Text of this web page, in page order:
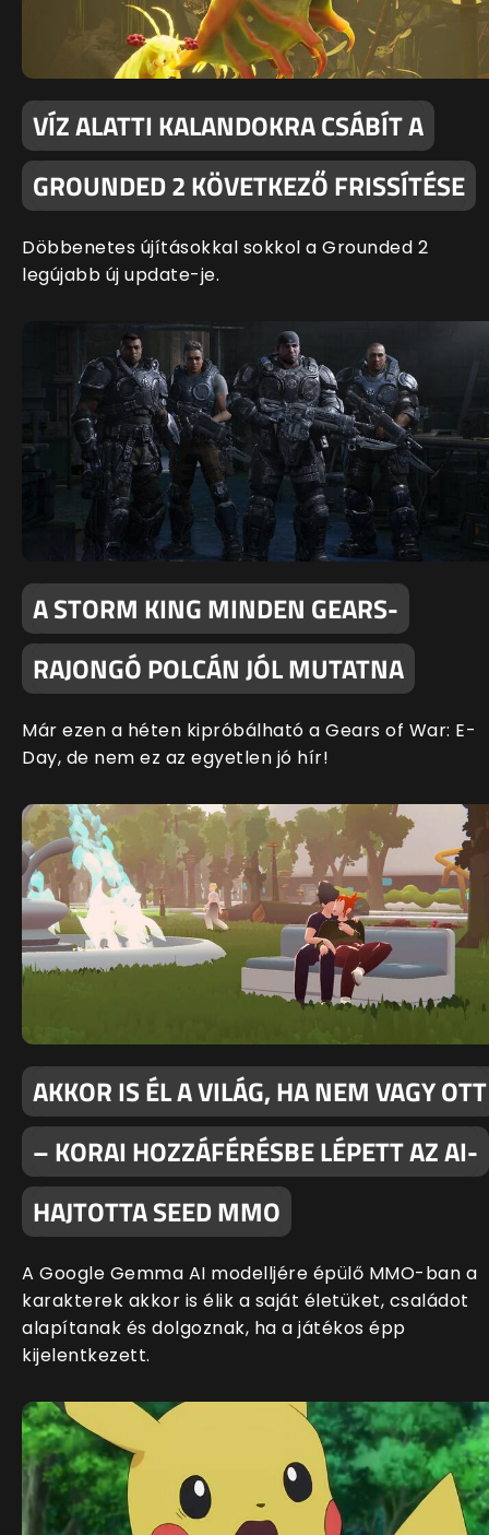
VÍZ ALATTI KALANDOKRA CSÁBÍT A
GROUNDED 2 KÖVETKEZŐ FRISSÍTÉSE
Döbbenetes újításokkal sokkol a Grounded 2
legújabb új update-je.
A STORM KING MINDEN GEARS-
RAJONGÓ POLCÁN JÓL MUTATNA
Már ezen a héten kipróbálható a Gears of War: E-
Day, de nem ez az egyetlen jó hír!
AKKOR IS ÉL A VILÁG, HA NEM VAGY OTT
– KORAI HOZZÁFÉRÉSBE LÉPETT AZ AI-
HAJTOTTA SEED MMO
A Google Gemma AI modelljére épülő MMO-ban a
karakterek akkor is élik a saját életüket, családot
alapítanak és dolgoznak, ha a játékos épp
kijelentkezett.